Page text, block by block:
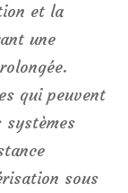
et la
une
qui peuvent
systèmes
sous